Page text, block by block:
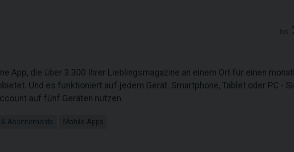
App, die über 3.300 Ihrer Lieblingsmagazine an einem Ort für einen
Und es funktioniert auf jedem Gerät. Smartphone, Tablet oder PC -
auf fünf Geräten nutzen.
Abonnements Mobile-Apps